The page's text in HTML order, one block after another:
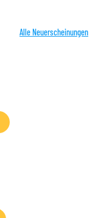
Alle Neuerscheinungen